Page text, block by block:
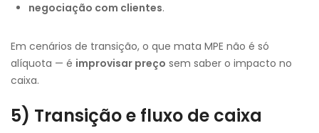
negociação com clientes.
Em cenários de transição, o que mata MPE não é só
alíquota — é improvisar preço sem saber o impacto no
caixa.
5) Transição e fluxo de caixa